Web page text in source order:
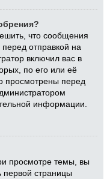
что сообщения
отправкой на
включил вас в
по его или её
просмотрены перед
информации.
просмотре темы, вы
первой страницы